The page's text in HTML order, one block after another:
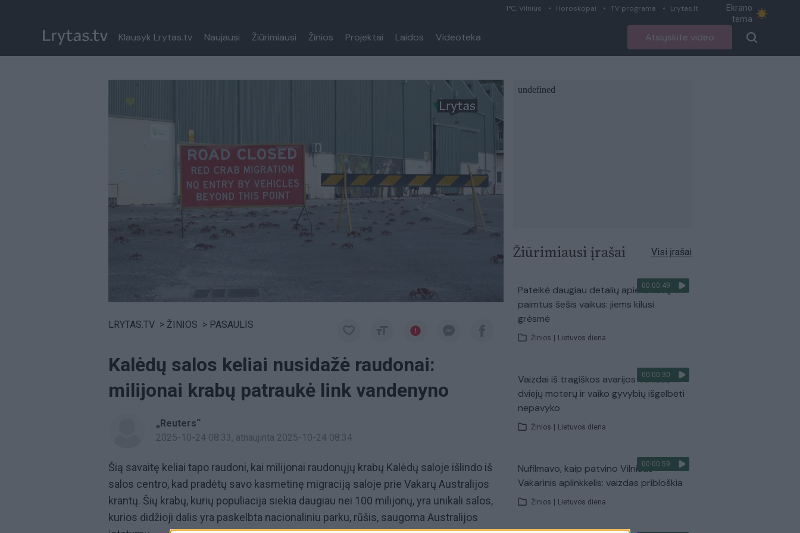
1°C, Vilnius Horoskopai TV programa Lrytas.lt
Ekrano
tema
Klausyk Lrytas.tv Naujausi Žiūrimiausi Žinios Projektai Laidos Videoteka Atsiųskite video
LRYTAS.TV > ŽINIOS > PASAULIS
Kalėdų salos keliai nusidažė raudonai:
milijonai krabų patraukė link vandenyno
„Reuters“
2025-10-24 08:33, atnaujinta 2025-10-24 08:34
Šią savaitę keliai tapo raudoni, kai milijonai raudonųjų krabų Kalėdų saloje išlindo iš
salos centro, kad pradėtų savo kasmetinę migraciją saloje prie Vakarų Australijos
krantų. Šių krabų, kurių populiacija siekia daugiau nei 100 milijonų, yra unikali salos,
kurios didžioji dalis yra paskelbta nacionaliniu parku, rūšis, saugoma Australijos
Žiūrimiausi įrašai Visi įrašai
00:00:49
Pateikė daugiau detalių apie iš tėvų
paimtus šešis vaikus: jiems kilusi
grėsmė
Žinios Lietuvos diena
00:00:30
Vaizdai iš tragiškos avarijos Vilniaus r.:
dviejų moterų ir vaiko gyvybių išgelbėti
nepavyko
Žinios Lietuvos diena
00:00:59
Nufilmavo, kaip patvino Vilniaus
Vakarinis aplinkkelis: vaizdas pribloškia
Žinios Lietuvos diena